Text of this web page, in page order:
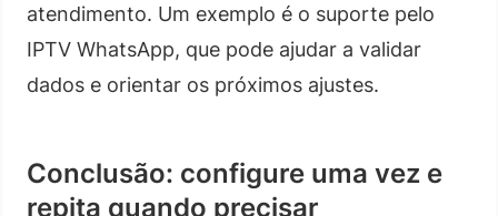
atendimento. Um exemplo é o suporte pelo
IPTV WhatsApp, que pode ajudar a validar
dados e orientar os próximos ajustes.
Conclusão: configure uma vez e
repita quando precisar